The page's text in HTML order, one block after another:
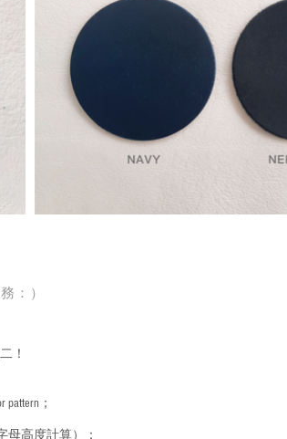
：）
！
pattern；
母高度計算）：